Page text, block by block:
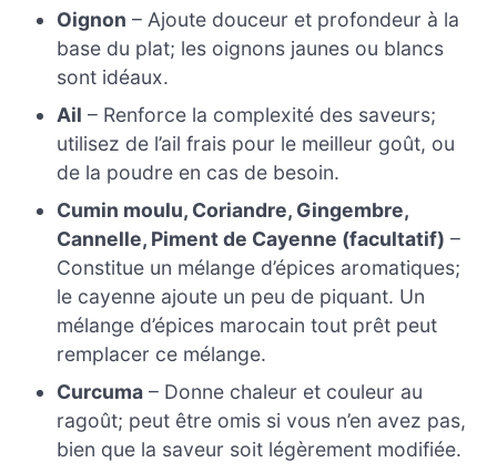
Oignon – Ajoute douceur et profondeur à la
base du plat; les oignons jaunes ou blancs
sont idéaux.
Ail – Renforce la complexité des saveurs;
utilisez de l’ail frais pour le meilleur goût, ou
de la poudre en cas de besoin.
Cumin moulu, Coriandre, Gingembre,
Cannelle, Piment de Cayenne (facultatif) –
Constitue un mélange d’épices aromatiques;
le cayenne ajoute un peu de piquant. Un
mélange d’épices marocain tout prêt peut
remplacer ce mélange.
Curcuma – Donne chaleur et couleur au
ragoût; peut être omis si vous n’en avez pas,
bien que la saveur soit légèrement modifiée.